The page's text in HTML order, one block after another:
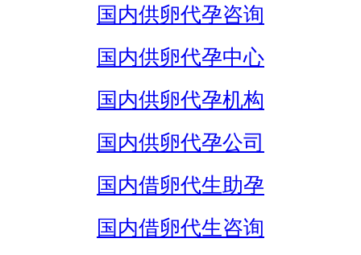
国内供卵代孕咨询
国内供卵代孕中心
国内供卵代孕机构
国内供卵代孕公司
国内借卵代生助孕
国内借卵代生咨询